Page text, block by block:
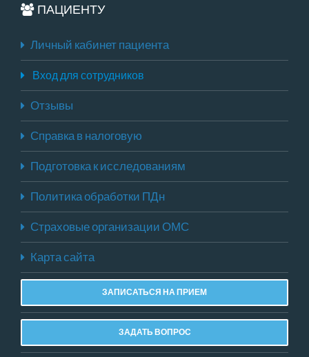
ПАЦИЕНТУ
Личный кабинет пациента
Вход для сотрудников
Отзывы
Справка в налоговую
Подготовка к исследованиям
Политика обработки ПДн
Страховые организации ОМС
Карта сайта
ЗАПИСАТЬСЯ НА ПРИЕМ
ЗАДАТЬ ВОПРОС